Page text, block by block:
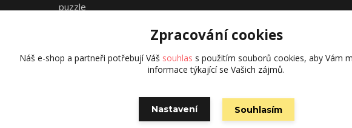
puzzle
Původní stránky
Zpracování cookies
Náš e-shop a partneři potřebují Váš souhlas s použitím souborů cookies, aby Vám
informace týkající se Vašich zájmů.
Nastavení Souhlasím